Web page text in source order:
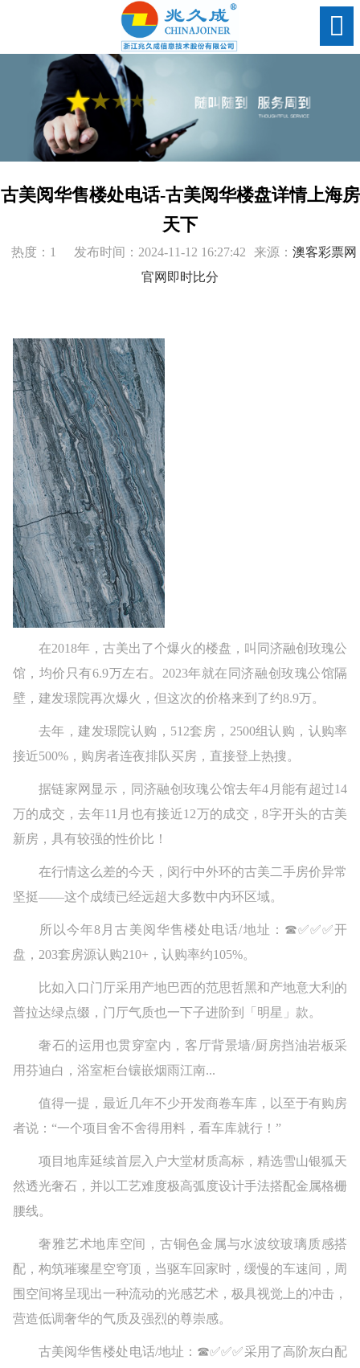
古美阅华售楼处电话-古美阅华楼盘详情上海房
天下
热度：1 发布时间：2024-11-12 16:27:42 来源： 澳客彩票网
官网即时比分
在2018年，古美出了个爆火的楼盘，叫同济融创玫瑰公
馆，均价只有6.9万左右。2023年就在同济融创玫瑰公馆隔
壁，建发璟院再次爆火，但这次的价格来到了约8.9万。
去年，建发璟院认购，512套房，2500组认购，认购率
接近500%，购房者连夜排队买房，直接登上热搜。
据链家网显示，同济融创玫瑰公馆去年4月能有超过14
万的成交，去年11月也有接近12万的成交，8字开头的古美
新房，具有较强的性价比！
在行情这么差的今天，闵行中外环的古美二手房价异常
坚挺——这个成绩已经远超大多数中内环区域。
所以今年8月古美阅华售楼处电话/地址：☎✅✅✅开
盘，203套房源认购210+，认购率约105%。
比如入口门厅采用产地巴西的范思哲黑和产地意大利的
普拉达绿点缀，门厅气质也一下子进阶到「明星」款。
奢石的运用也贯穿室内，客厅背景墙/厨房挡油岩板采
用芬迪白，浴室柜台镶嵌烟雨江南...
值得一提，最近几年不少开发商卷车库，以至于有购房
者说：“一个项目舍不舍得用料，看车库就行！”
项目地库延续首层入户大堂材质高标，精选雪山银狐天
然透光奢石，并以工艺难度极高弧度设计手法搭配金属格栅
腰线。
奢雅艺术地库空间，古铜色金属与水波纹玻璃质感搭
配，构筑璀璨星空穹顶，当驱车回家时，缓慢的车速间，周
围空间将呈现出一种流动的光感艺术，极具视觉上的冲击，
营造低调奢华的气质及强烈的尊崇感。
古美阅华售楼处电话/地址：☎✅✅✅采用了高阶灰白配